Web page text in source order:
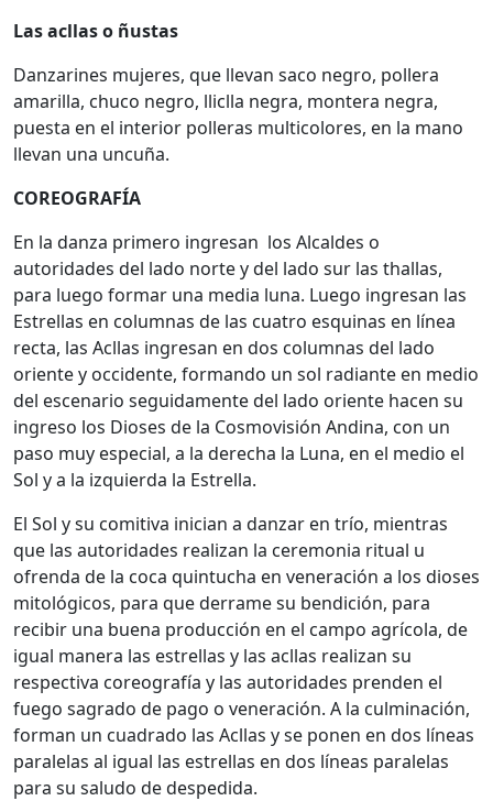
Las acllas o ñustas
Danzarines mujeres, que llevan saco negro, pollera
amarilla, chuco negro, lliclla negra, montera negra,
puesta en el interior polleras multicolores, en la mano
llevan una uncuña.
COREOGRAFÍA
En la danza primero ingresan los Alcaldes o
autoridades del lado norte y del lado sur las thallas,
para luego formar una media luna. Luego ingresan las
Estrellas en columnas de las cuatro esquinas en línea
recta, las Acllas ingresan en dos columnas del lado
oriente y occidente, formando un sol radiante en medio
del escenario seguidamente del lado oriente hacen su
ingreso los Dioses de la Cosmovisión Andina, con un
paso muy especial, a la derecha la Luna, en el medio el
Sol y a la izquierda la Estrella.
El Sol y su comitiva inician a danzar en trío, mientras
que las autoridades realizan la ceremonia ritual u
ofrenda de la coca quintucha en veneración a los dioses
mitológicos, para que derrame su bendición, para
recibir una buena producción en el campo agrícola, de
igual manera las estrellas y las acllas realizan su
respectiva coreografía y las autoridades prenden el
fuego sagrado de pago o veneración. A la culminación,
forman un cuadrado las Acllas y se ponen en dos líneas
paralelas al igual las estrellas en dos líneas paralelas
para su saludo de despedida.